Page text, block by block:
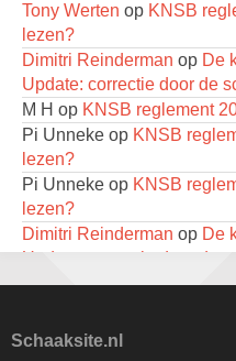
Open Eemlandtoernooi
25 augustus 2026 · Bunschoten-
28 augustus 2026 · Assen
KC Open
28 augustus 2026 · Haarlem
11e Goirles Weekend
Keisnel Schaaktoernooi
Tony Werten op KNSB
lezen?
Dimitri Reinderman op De
Update: correctie door de
M H op KNSB reglement
Pi Unneke op KNSB
lezen?
Pi Unneke op KNSB
lezen?
Dimitri Reinderman op De
Update: correctie door de
Jan WinteropDe
Remmelt Otten KNSB
Schaaksite.nl